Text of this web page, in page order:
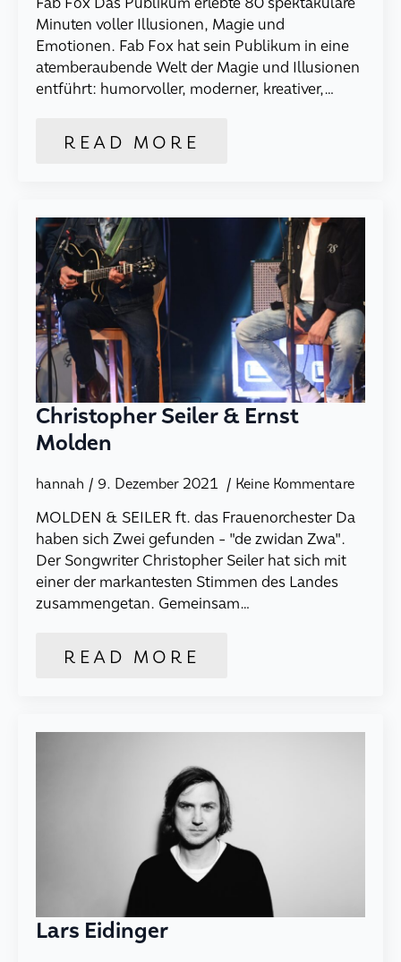
Minuten voller Illusionen, Magie und
Emotionen. Fab Fox hat sein Publikum in eine
atemberaubende Welt der Magie und Illusionen
entführt: humorvoller, moderner, kreativer,…
READ MORE
Christopher Seiler & Ernst
Molden
hannah 9. Dezember 2021 Keine Kommentare
MOLDEN & SEILER ft. das Frauenorchester Da
haben sich Zwei gefunden - "de zwidan Zwa".
Der Songwriter Christopher Seiler hat sich mit
einer der markantesten Stimmen des Landes
zusammengetan. Gemeinsam…
READ MORE
Lars Eidinger